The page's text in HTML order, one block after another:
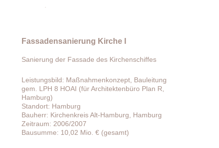
Fassadensanierung Kirche I
Sanierung der Fassade des Kirchenschiffes
Leistungsbild: Maßnahmenkonzept, Bauleitung
gem. LPH 8 HOAI (für Architektenbüro Plan R,
Hamburg)
Standort: Hamburg
Bauherr: Kirchenkreis Alt-Hamburg, Hamburg
Zeitraum: 2006/2007
Bausumme: 10,02 Mio. € (gesamt)